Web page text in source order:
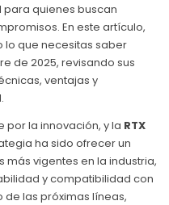
quienes buscan
En este artículo,
que necesitas saber
de 2025, revisando sus
ventajas y
por la innovación, y la RTX
ha sido ofrecer un
vigentes en la industria,
y compatibilidad con
las próximas líneas,